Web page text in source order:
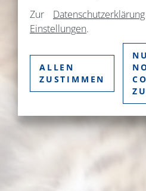
Zur Datenschutzerklärung
Einstellungen.
ALLEN
ZUSTIMMEN